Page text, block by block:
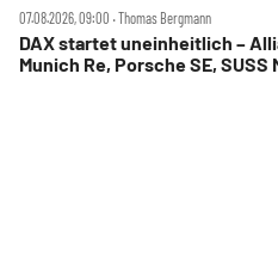
07.08.2026, 09:00 ‧ Thomas Bergmann
DAX startet uneinheitlich –
Munich Re, Porsche SE,